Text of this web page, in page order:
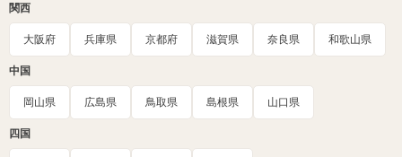
関西
大阪府 兵庫県 京都府 滋賀県 奈良県 和歌山県
中国
岡山県 広島県 鳥取県 島根県 山口県
四国